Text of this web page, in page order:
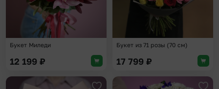
Букет Миледи
12 199 ₽
Букет из 71 розы (70 см)
17 799 ₽